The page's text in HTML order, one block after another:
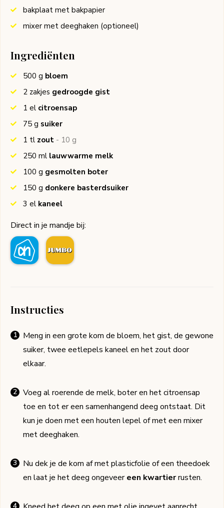
bakplaat met bakpapier
mixer met deeghaken (optioneel)
Ingrediënten
500 g bloem
2 zakjes gedroogde gist
1 el citroensap
75 g suiker
1 tl zout - 10 g
250 ml lauwwarme melk
100 g gesmolten boter
150 g donkere basterdsuiker
3 el kaneel
Direct in je mandje bij:
Instructies
Meng in een grote kom de bloem, het gist, de gewone
suiker, twee eetlepels kaneel en het zout door
elkaar.
Voeg al roerende de melk, boter en het citroensap
toe en tot er een samenhangend deeg ontstaat. Dit
kun je doen met een houten lepel of met een mixer
met deeghaken.
Nu dek je de kom af met plasticfolie of een theedoek
en laat je het deeg ongeveereen kwartierrusten.